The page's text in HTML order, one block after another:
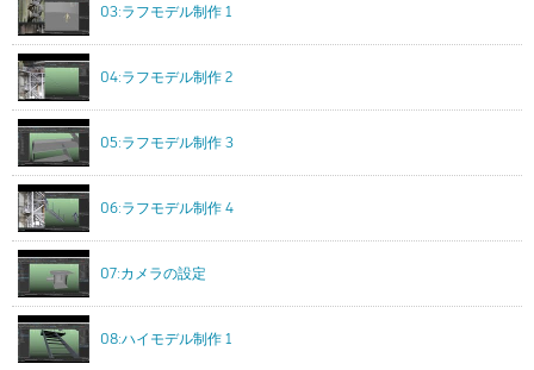
03:ラフモデル制作 1
04:ラフモデル制作 2
05:ラフモデル制作 3
06:ラフモデル制作 4
07:カメラの設定
08:ハイモデル制作 1